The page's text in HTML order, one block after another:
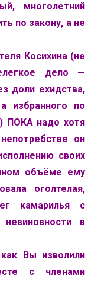
многолетний
по закону, а не
Косихина (не
дело —
доли ехидства,
избранного по
ПОКА надо хотя
он
своих
объёме ему
оголтелая,
камарилья с
в
Вы изволили
с членами